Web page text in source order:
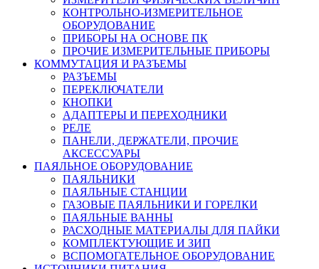
КОНТРОЛЬНО-ИЗМЕРИТЕЛЬНОЕ
ОБОРУДОВАНИЕ
ПРИБОРЫ НА ОСНОВЕ ПК
ПРОЧИЕ ИЗМЕРИТЕЛЬНЫЕ ПРИБОРЫ
КОММУТАЦИЯ И РАЗЪЕМЫ
РАЗЪЕМЫ
ПЕРЕКЛЮЧАТЕЛИ
КНОПКИ
АДАПТЕРЫ И ПЕРЕХОДНИКИ
РЕЛЕ
ПАНЕЛИ, ДЕРЖАТЕЛИ, ПРОЧИЕ
АКСЕССУАРЫ
ПАЯЛЬНОЕ ОБОРУДОВАНИЕ
ПАЯЛЬНИКИ
ПАЯЛЬНЫЕ СТАНЦИИ
ГАЗОВЫЕ ПАЯЛЬНИКИ И ГОРЕЛКИ
ПАЯЛЬНЫЕ ВАННЫ
РАСХОДНЫЕ МАТЕРИАЛЫ ДЛЯ ПАЙКИ
КОМПЛЕКТУЮЩИЕ И ЗИП
ВСПОМОГАТЕЛЬНОЕ ОБОРУДОВАНИЕ